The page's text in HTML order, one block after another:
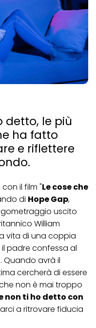
detto, le più
ha fatto
e riflettere
il film "Le cose che
di Hope Gap,
uscito
William
vita di una coppia
padre confessa al
Quando avrà il
cercherà di essere
non è mai troppo
non ti ho detto con
a ritrovare fiducia